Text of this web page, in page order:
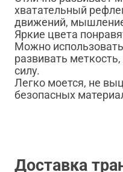
хватательный
движений,
Яркие цвета
Можно
развивать
силу.
Легко моется, не
безопасных
Доставка